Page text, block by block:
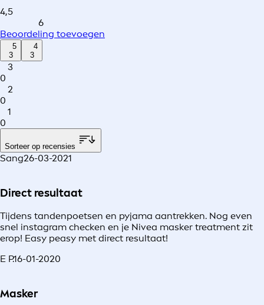
4,5
6
Beoordeling toevoegen
5
3
4
3
3
0
2
0
1
0
Sorteer op recensies
Sang26-03-2021
Direct resultaat
Tijdens tandenpoetsen en pyjama aantrekken. Nog even
snel instagram checken en je Nivea masker treatment zit
erop! Easy peasy met direct resultaat!
E P.16-01-2020
Masker